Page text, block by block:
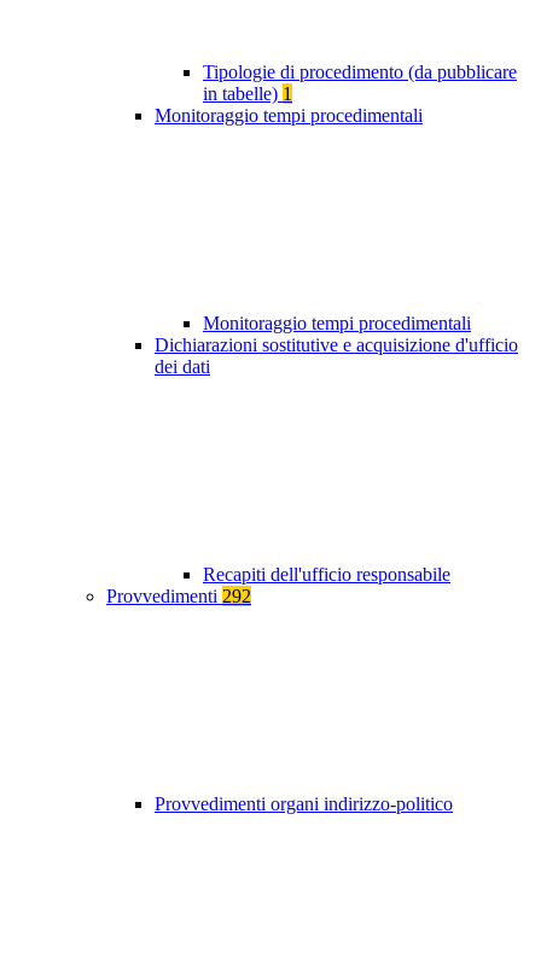
Tipologie di procedimento (da pubblicare
in tabelle) 1
Monitoraggio tempi procedimentali
Monitoraggio tempi procedimentali
Dichiarazioni sostitutive e acquisizione d'ufficio
dei dati
Recapiti dell'ufficio responsabile
Provvedimenti 292
Provvedimenti organi indirizzo-politico